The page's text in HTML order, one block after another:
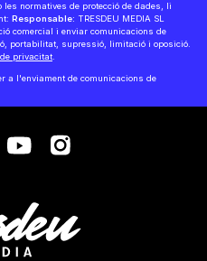
les normatives de protecció de dades, li
Responsable: TRESDEU MEDIA SL
comercial i enviar comunicacions de
portabilitat, supressió, limitació i oposició.
privacitat.
a l'enviament de comunicacions de